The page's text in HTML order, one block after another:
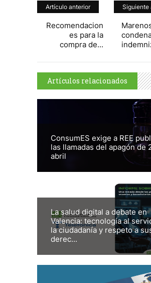
Artículo anterior
Recomendacion
es para la
compra de...
Siguiente
Artículos relacionados
ConsumES exige a REE
las llamadas del apagón de
abril
La salud digital a debate en
Valencia: tecnología al
la ciudadanía y respeto a
derec...